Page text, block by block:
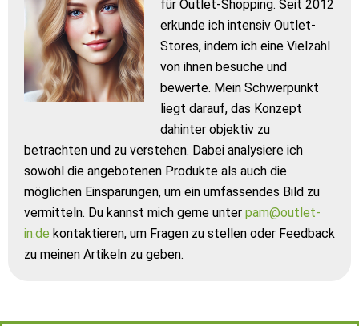
für Outlet-Shopping. Seit 2012
erkunde ich intensiv Outlet-
Stores, indem ich eine Vielzahl
von ihnen besuche und
bewerte. Mein Schwerpunkt
liegt darauf, das Konzept
dahinter objektiv zu
betrachten und zu verstehen. Dabei analysiere ich
sowohl die angebotenen Produkte als auch die
möglichen Einsparungen, um ein umfassendes Bild zu
vermitteln. Du kannst mich gerne unter pam@outlet-
in.de kontaktieren, um Fragen zu stellen oder Feedback
zu meinen Artikeln zu geben.